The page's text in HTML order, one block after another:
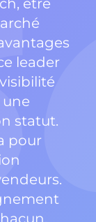
être
leader
statut.
pour